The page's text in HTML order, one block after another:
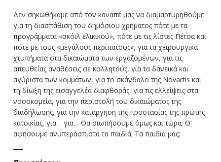
Δεν σηκωθήκαμε από τον καναπέ μας να διαμαρτυρηθούμε
για τη διασπάθιση του δημόσιου χρήματος πότε με τα
προγράμματα «σκόιλ ελικικού», πότε με τις λίστες Πέτσα και
πότε με τους «μεγάλους περίπατους», για τα χειρουργικά
χτυπήματα στα δικαιώματα των εργαζομένων, για τις
απευθείας αναθέσεις σε κολλητούς, για τα δανεικά και
αγύριστα των κομμάτων, για το σκάνδαλο της Novartis και
τη δίωξη της εισαγγελέα διαφθοράς, για τις ελλείψεις στα
νοσοκομεία, για την περιστολή του δικαιώματος της
διαδήλωσης, για την κατάργηση της προστασίας της πρώτης
κατοικίας, για… για… Θα σιωπήσουμε όμως και τώρα; Θ’
αφήσουμε ανυπεράσπιστα τα παιδιά; Τα παιδιά μας;